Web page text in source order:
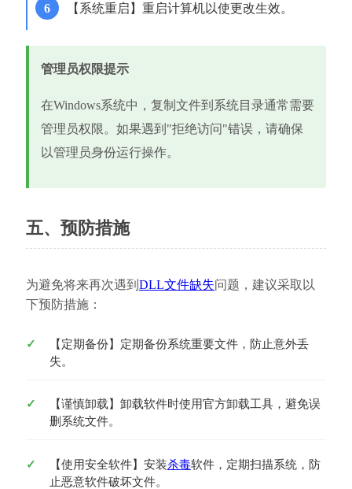
【系统重启】重启计算机以使更改生效。
管理员权限提示
在Windows系统中，复制文件到系统目录通常需要
管理员权限。如果遇到"拒绝访问"错误，请确保
以管理员身份运行操作。
五、预防措施
为避免将来再次遇到 DLL文件缺失问题，建议采取以
下预防措施：
【定期备份】定期备份系统重要文件，防止意外丢
失。
【谨慎卸载】卸载软件时使用官方卸载工具，避免误
删系统文件。
【使用安全软件】安装杀毒软件，定期扫描系统，防
止恶意软件破坏文件。